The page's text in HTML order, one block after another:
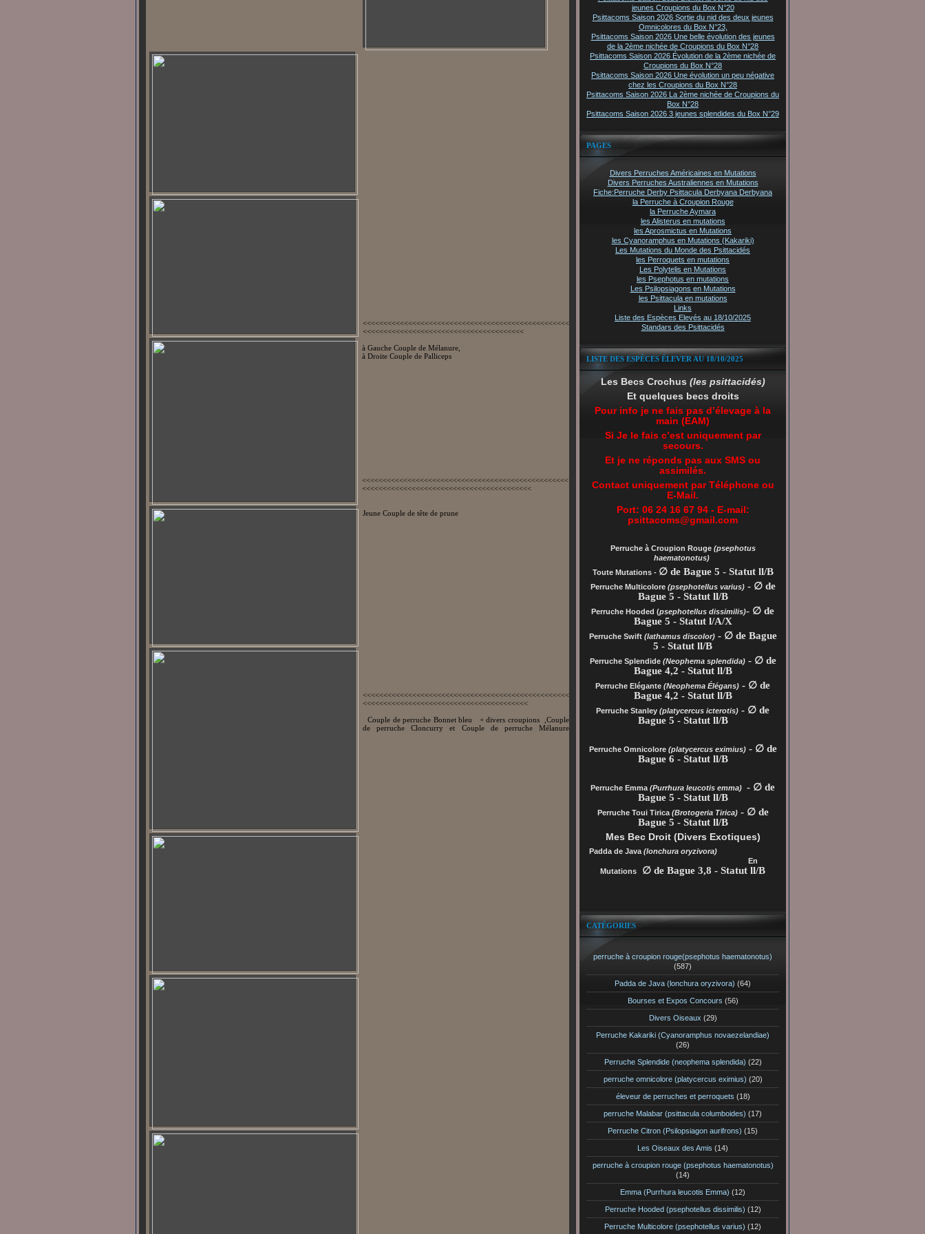
<<<<<<<<<<<<<<<<<<<<<<<<<<<<<<<<<<<<<<<<<<<<<<<<<<
<<<<<<<<<<<<<<<<<<<<<<<<<<<<<<<<<<<<<<<
à Gauche Couple de Mélanure,
à Droite Couple de Palliceps
<<<<<<<<<<<<<<<<<<<<<<<<<<<<<<<<<<<<<<<<<<<<<<<<<<
<<<<<<<<<<<<<<<<<<<<<<<<<<<<<<<<<<<<<<<<<
Jeune Couple de tête de prune
<<<<<<<<<<<<<<<<<<<<<<<<<<<<<<<<<<<<<<<<<<<<<<<<<<
<<<<<<<<<<<<<<<<<<<<<<<<<<<<<<<<<<<<<<<<
Couple de perruche Bonnet bleu + divers croupions ,Couple
de perruche Cloncurry et Couple de perruche Mélanure
jeunes Croupions du Box N°20
Psittacoms Saison 2026 Sortie du nid des deux jeunes
Omnicolores du Box N°23,
Psittacoms Saison 2026 Une belle évolution des jeunes
de la 2ème nichée de Croupions du Box N°28
Psittacoms Saison 2026 Évolution de la 2ème nichée de
Croupions du Box N°28
Psittacoms Saison 2026 Une évolution un peu négative
chez les Croupions du Box N°28
Psittacoms Saison 2026 La 2ème nichée de Croupions du
Box N°28
Psittacoms Saison 2026 3 jeunes splendides du Box N°29
PAGES
Divers Perruches Américaines en Mutations
Divers Perruches Australiennes en Mutations
Fiche:Perruche Derby Psittacula Derbyana Derbyana
la Perruche à Croupion Rouge
la Perruche Aymara
les Alisterus en mutations
les Aprosmictus en Mutations
les Cyanoramphus en Mutations (Kakariki)
Les Mutations du Monde des Psittacidés
les Perroquets en mutations
Les Polytelis en Mutations
les Psephotus en mutations
Les Psilopsiagons en Mutations
les Psittacula en mutations
Links
Liste des Espèces Elevés au 18/10/2025
Standars des Psittacidés
LISTE DES ESPÈCES ÉLEVER AU 18/10/2025
Les Becs Crochus (les psittacidés)
Et quelques becs droits
Pour info je ne fais pas d’élevage à la
main (EAM)
Si Je le fais c’est uniquement par
secours.
Et je ne réponds pas aux SMS ou
assimilés.
Contact uniquement par Téléphone ou
E-Mail.
Port: 06 24 16 67 94 - E-mail:
psittacoms@gmail.com
Perruche à Croupion Rouge(psephotus
haematonotus)
Toute Mutations - ∅ de Bague 5 - Statut ll/B
Perruche Multicolore (psephotellus varius)- ∅ de
Bague 5 - Statut ll/B
Perruche Hooded (psephotellus dissimilis)- ∅ de
Bague 5 - Statut l/A/X
Perruche Swift (lathamus discolor)- ∅ de Bague
5 - Statut ll/B
Perruche Splendide (Neophema splendida)- ∅ de
Bague 4,2 - Statut ll/B
Perruche Elégante (Neophema Élégans) - ∅ de
Bague 4,2 - Statut ll/B
Perruche Stanley (platycercus icterotis) - ∅ de
Bague 5 - Statut ll/B
Perruche Omnicolore (platycercus eximius)- ∅ de
Bague 6 - Statut ll/B
Perruche Emma (Purrhura leucotis emma) - ∅ de
Bague 5 - Statut ll/B
Perruche Toui Tirica (Brotogeria Tirica)- ∅ de
Bague 5 - Statut ll/B
Mes Bec Droit (Divers Exotiques)
Padda de Java(lonchura oryzivora)
En
Mutations
∅ de Bague 3,8 - Statut ll/B
CATÉGORIES
perruche à croupion rouge(psephotus haematonotus)
(587)
Padda de Java (lonchura oryzivora) (64)
Bourses et Expos Concours (56)
Divers Oiseaux (29)
Perruche Kakariki (Cyanoramphus novaezelandiae)
(26)
Perruche Splendide (neophema splendida) (22)
perruche omnicolore (platycercus eximius) (20)
éleveur de perruches et perroquets (18)
perruche Malabar (psittacula columboides) (17)
Perruche Citron (Psilopsiagon aurifrons) (15)
Les Oiseaux des Amis (14)
perruche à croupion rouge (psephotus haematonotus)
(14)
Emma (Purrhura leucotis Emma) (12)
Perruche Hooded (psephotellus dissimilis) (12)
Perruche Multicolore (psephotellus varius) (12)